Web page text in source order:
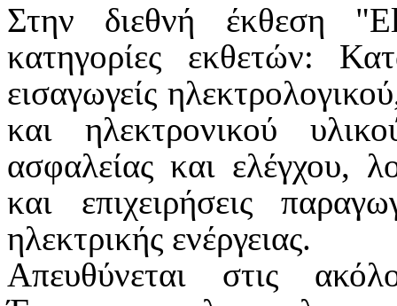
Στην διεθνή έκθεση
κατηγορίες εκθετών:
εισαγωγείς
και ηλεκτρονικού
ασφαλείας και ελέγχου,
και επιχειρήσεις
ηλεκτρικής ενέργειας.
Απευθύνεται στις